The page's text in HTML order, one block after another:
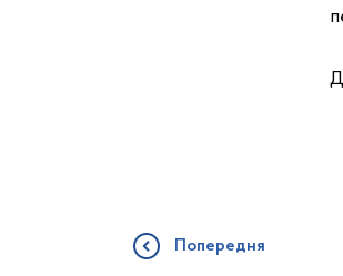
Попередня